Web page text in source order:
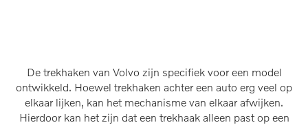
De trekhaken van Volvo zijn specifiek voor een model
ontwikkeld. Hoewel trekhaken achter een auto erg veel op
elkaar lijken, kan het mechanisme van elkaar afwijken.
Hierdoor kan het zijn dat een trekhaak alleen past op een